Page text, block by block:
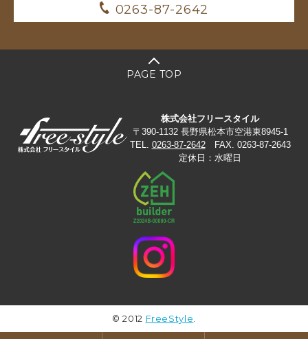
0263-87-2642
PAGE TOP
株式会社フリースタイル
〒390-1132 長野県松本市空港東8945-1
TEL. 0263-87-2642FAX. 0263-87-2643
定休日：水曜日
© 2012 FreeStyle